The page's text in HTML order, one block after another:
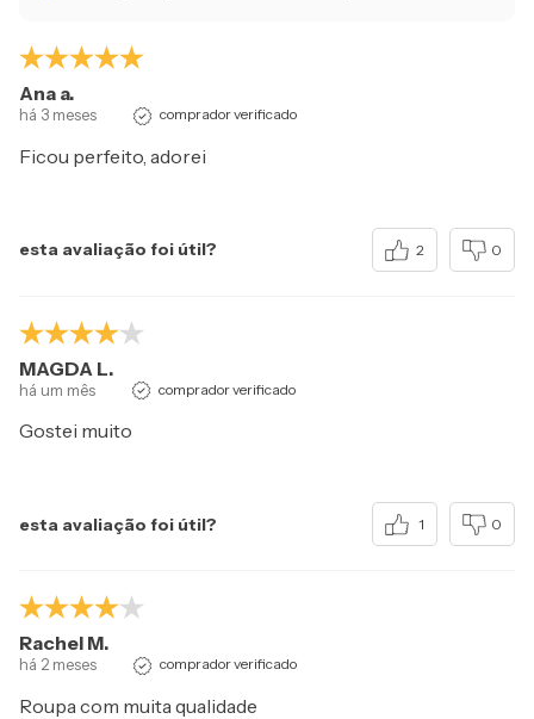
Ana a.
há 3 meses comprador verificado
Ficou perfeito, adorei
esta avaliação foi útil? 2 0
MAGDA L.
há um mês comprador verificado
Gostei muito
esta avaliação foi útil? 1 0
Rachel M.
há 2 meses comprador verificado
Roupa com muita qualidade